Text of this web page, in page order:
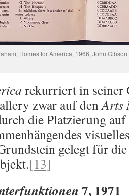
Homes for America, 1966, John
rekurriert in seiner
zwar auf den Arts
die Platzierung
gelegt für
[13]
7, 1971